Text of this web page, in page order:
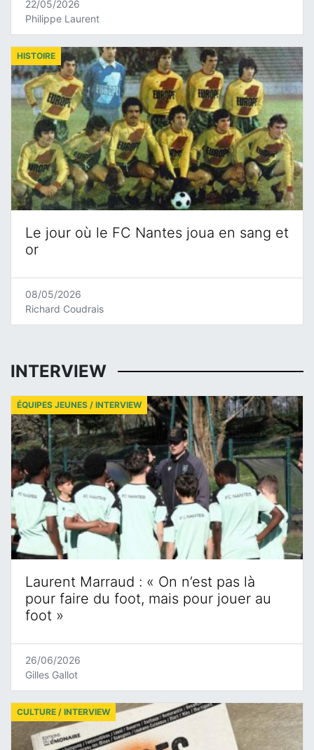
22/05/2026
Philippe Laurent
Le jour où le FC Nantes joua en sang et
or
HISTOIRE
08/05/2026
Richard Coudrais
INTERVIEW
Laurent Marraud : « On n’est pas là
pour faire du foot, mais pour jouer au
foot »
ÉQUIPES JEUNES / INTERVIEW
26/06/2026
Gilles Gallot
CULTURE / INTERVIEW